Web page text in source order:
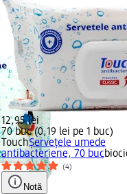
12,95 lei
70 buc (0,19 lei pe 1 buc)
TouchȘervețele umede
antibacteriene, 70 buc
(4)
Notă